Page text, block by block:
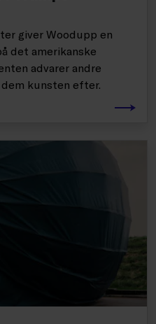
giver Woodupp en
det amerikanske
advarer andre
kunsten efter.